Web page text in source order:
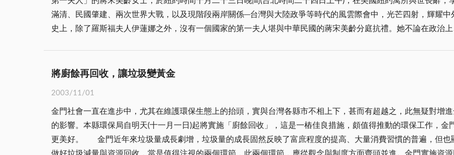
應該負有最大的責任，他們必須生產、銷售符合相關規定標準、安全、衛生品質的產品，包括一切的內容、標示
心的獲得所需要的產品或服務。而消費者在消費時，也要注意自己的消費權益，即便是購買一些日常的小用品，
讓自己的付出也有等值的消費價值。 消費行為是包羅萬象的，但是社會上也充斥著低劣、不實的消費產品，不惟打擊正常企業形象及擾亂市場秩序，也直接的
滿清、民國肇建、兩次世界大戰，以及現階段兩岸關係─台灣與大陸政爭等時代的風雲際會中，光芒四射，輝耀中外的一位傳奇人物
史上，除了羅斯福夫人伊蓮娜之外，沒有一個國家的第一夫人堪與中華民國的蔣宋美齡分庭抗禮。她不論在政治
國三十八年，古寧頭大捷後，蔣夫人率勞軍團慰勞金門三軍將士，親臨戰地陣營，鼓舞士氣。十二月天氣，金門
的「碧疇萬頃不飛沙」、「黃沙帳變青沙帳」的海上公園。蔣夫人被譽為「永遠的第一夫人」，是因為她學識豐
導國家的夫君為民服務。蔣夫人對 蔣公的襄助很大，在思想上，她拓寬了 蔣公的國際視野；在政治上，以他
「西安事變」；特別是外交上，蔣夫人利用其美國背景，大大地影響美國媒體與政界對中華民國的支持。 蔣夫人曾發表專文，談及「艾森豪盼自金馬撤退」，
將廚餘再回收，讓垃圾變黃金
2003/11/01
金門社會一直在進步中，尤其在維護環保生態上的抬頭，實與台灣各縣市不相上下，甚而有超越之，此無疑對增
的影響。本縣環保局自明天(十一月一日)起將實施「廚餘回收」，這是一樁佳良措施，頗值得推動的環保工作，
更美好。 金門近年來垃圾量成長劇增，垃圾量的成長固然反映了富庶程度的提高、大量消費習慣的普遍，但也顯示了制度性抑制垃圾成長的執行問題。而確實
做好垃圾減量與資源回收，當是值得注視的兩個環節，此兩個環節，應從觀念與制度方面齊頭並進。金門實施資